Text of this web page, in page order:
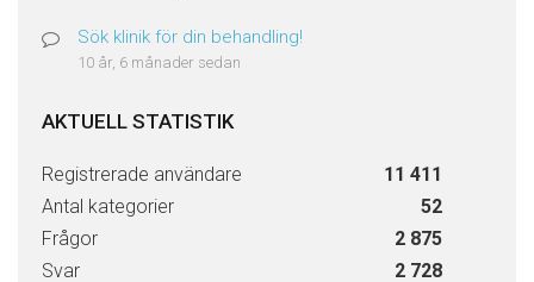
Sök klinik för din behandling!
10 år, 6 månader sedan
AKTUELL STATISTIK
Registrerade användare
11 411
Antal kategorier
52
Frågor
2 875
Svar
2 728